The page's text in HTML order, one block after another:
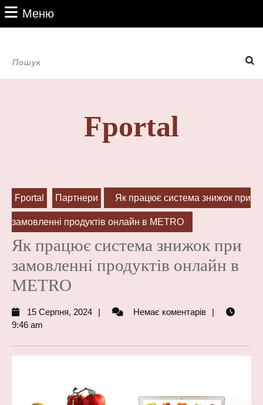
Перейти
до
МенюМеню
Пошук:
Fportal
Fportal Партнери Як працює система знижок при
замовленні продуктів онлайн в METRO
Як працює система знижок при
замовленні продуктів онлайн в
METRO
15 Серпня, 2024
15
Немає коментарів
9:46 am